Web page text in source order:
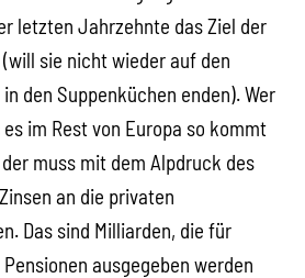
letzten Jahrzehnte das Ziel der
sie nicht wieder auf den
den Suppenküchen enden). Wer
im Rest von Europa so kommt
muss mit dem Alpdruck des
an die privaten
Das sind Milliarden, die für
ausgegeben werden